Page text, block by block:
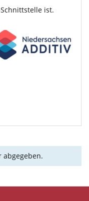
ist.
abgegeben.